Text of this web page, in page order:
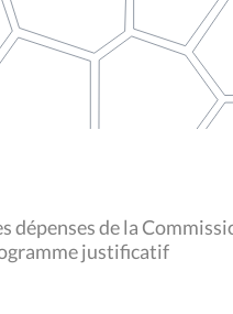
dépenses de la
justificatif